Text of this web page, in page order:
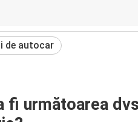
de autocar
fi următoarea